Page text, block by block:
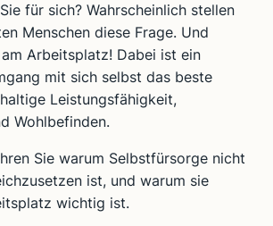
für sich? Wahrscheinlich stellen
Menschen diese Frage. Und
Arbeitsplatz! Dabei ist ein
mit sich selbst das beste
Leistungsfähigkeit,
Wohlbefinden.
Sie warum Selbstfürsorge nicht
ist, und warum sie
wichtig ist.